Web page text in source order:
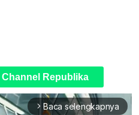
Channel Republika
arrow_forward_ios Baca selengkapnya